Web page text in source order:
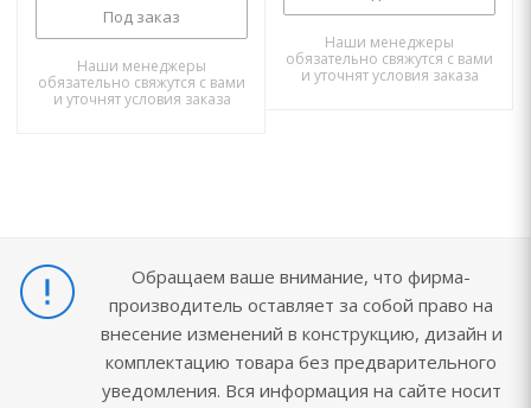
Под заказ
Наши менеджеры
обязательно свяжутся с вами
и уточнят условия заказа
Наши менеджеры
обязательно свяжутся с вами
и уточнят условия заказа
Обращаем ваше внимание, что фирма-
производитель оставляет за собой право на
внесение изменений в конструкцию, дизайн и
комплектацию товара без предварительного
уведомления. Вся информация на сайте носит